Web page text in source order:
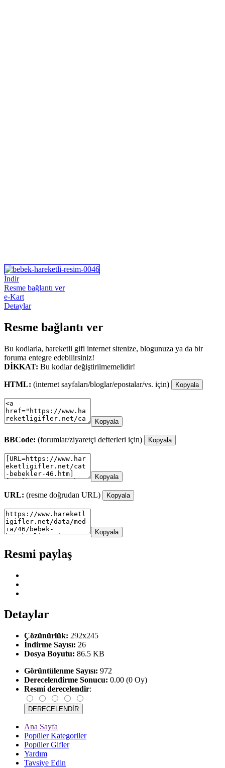
İndir
Resme bağlantı ver
e-Kart
Detaylar
Resme bağlantı ver
Bu kodlarla, hareketli gifi internet sitenize, blogunuza ya da bir
foruma entegre edebilirsiniz!
DİKKAT: Bu kodlar değiştirilmemelidir!
HTML: (internet sayfaları/bloglar/epostalar/vs. için) Kopyala
Kopyala
BBCode: (forumlar/ziyaretçi defterleri için) Kopyala
Kopyala
URL: (resme doğrudan URL) Kopyala
Kopyala
Resmi paylaş
Detaylar
Çözünürlük: 292x245
İndirme Sayısı: 26
Dosya Boyutu: 86.5 KB
Görüntülenme Sayısı: 972
Derecelendirme Sonucu: 0.00 (0 Oy)
Resmi derecelendir:
Ana Sayfa
Popüler Kategoriler
Popüler Gifler
Yardım
Tavsiye Edin